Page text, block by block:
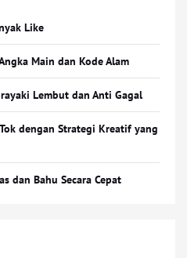
Like
Main dan Kode Alam
Lembut dan Anti Gagal
dengan Strategi Kreatif yang
dan Bahu Secara Cepat